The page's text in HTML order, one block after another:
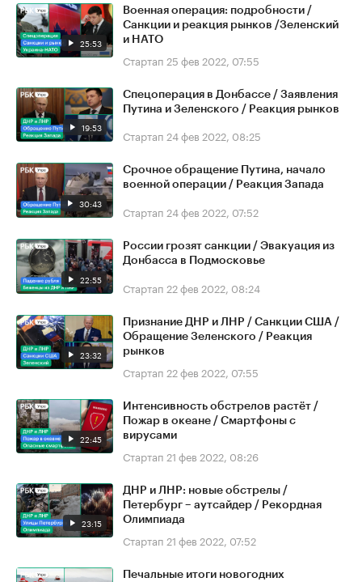
25:53
Военная операция: подробности /
Санкции и реакция рынков /Зеленский
и НАТО
Стартап 25 фев 2022, 07:55
19:53
Спецоперация в Донбассе / Заявления
Путина и Зеленского / Реакция рынков
Стартап 24 фев 2022, 08:25
30:43
Срочное обращение Путина, начало
военной операции / Реакция Запада
Стартап 24 фев 2022, 07:52
22:55
России грозят санкции / Эвакуация из
Донбасса в Подмосковье
Стартап 22 фев 2022, 08:24
23:32
Признание ДНР и ЛНР / Санкции США /
Обращение Зеленского / Реакция
рынков
Стартап 22 фев 2022, 07:55
22:45
Интенсивность обстрелов растёт /
Пожар в океане / Смартфоны с
вирусами
Стартап 21 фев 2022, 08:26
23:15
ДНР и ЛНР: новые обстрелы /
Петербург – аутсайдер / Рекордная
Олимпиада
Стартап 21 фев 2022, 07:52
Печальные итоги новогодних